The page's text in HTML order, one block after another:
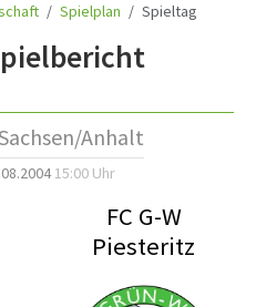
Spielplan Spieltag
Anhalt
15:00 Uhr
FC G-W
Piesteritz